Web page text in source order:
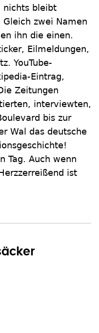
nichts bleibt
zwei Namen
ihn die einen.
Eilmeldungen,
YouTube-
Eintrag,
Zeitungen
interviewten,
bis zur
Wal das deutsche
Tag. Auch wenn
ist